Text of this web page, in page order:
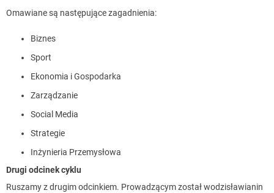
Omawiane są następujące zagadnienia:
Biznes
Sport
Ekonomia i Gospodarka
Zarządzanie
Social Media
Strategie
Inżynieria Przemysłowa
Drugi odcinek cyklu
Ruszamy z drugim odcinkiem. Prowadzącym został wodzisławianin